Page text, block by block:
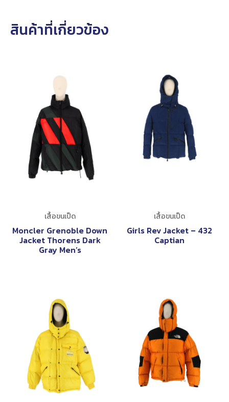
สินค้าที่เกี่ยวข้อง
เสื้อขนเป็ด
Moncler Grenoble Down
Jacket Thorens Dark
Gray Men’s
เสื้อขนเป็ด
Girls Rev Jacket – 432
Captian